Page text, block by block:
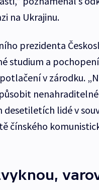
na Ukrajinu.
prezidenta
studium a
v zárodku.
nenahraditelné
desetiletích lidé v
čínského